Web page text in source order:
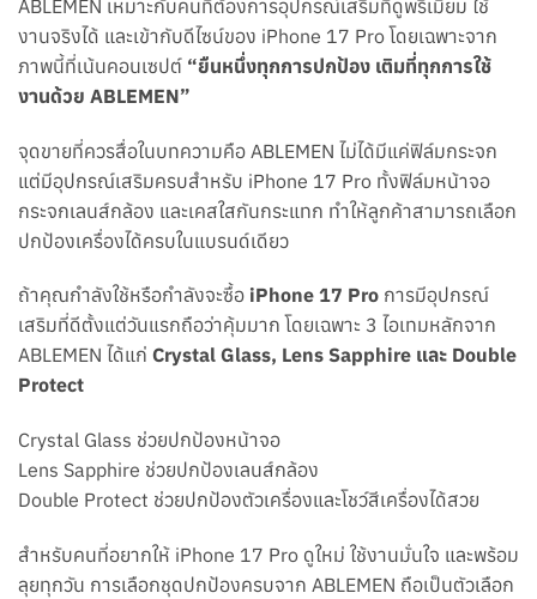
ABLEMEN เหมาะกับคนที่ต้องการอุปกรณ์เสริมที่ดูพรีเมียม ใช้
งานจริงได้ และเข้ากับดีไซน์ของ iPhone 17 Pro โดยเฉพาะจาก
ภาพนี้ที่เน้นคอนเซปต์ “ยืนหนึ่งทุกการปกป้อง เติมที่ทุกการใช้
งานด้วย ABLEMEN”
จุดขายที่ควรสื่อในบทความคือ ABLEMEN ไม่ได้มีแค่ฟิล์มกระจก
แต่มีอุปกรณ์เสริมครบสำหรับ iPhone 17 Pro ทั้งฟิล์มหน้าจอ
กระจกเลนส์กล้อง และเคสใสกันกระแทก ทำให้ลูกค้าสามารถเลือก
ปกป้องเครื่องได้ครบในแบรนด์เดียว
ถ้าคุณกำลังใช้หรือกำลังจะซื้อ iPhone 17 Pro การมีอุปกรณ์
เสริมที่ดีตั้งแต่วันแรกถือว่าคุ้มมาก โดยเฉพาะ 3 ไอเทมหลักจาก
ABLEMEN ได้แก่ Crystal Glass, Lens Sapphire และ Double
Protect
Crystal Glass ช่วยปกป้องหน้าจอ
Lens Sapphire ช่วยปกป้องเลนส์กล้อง
Double Protect ช่วยปกป้องตัวเครื่องและโชว์สีเครื่องได้สวย
สำหรับคนที่อยากให้ iPhone 17 Pro ดูใหม่ ใช้งานมั่นใจ และพร้อม
ลุยทุกวัน การเลือกชุดปกป้องครบจาก ABLEMEN ถือเป็นตัวเลือก